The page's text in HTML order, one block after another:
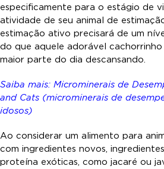
especificamente para o estágio de
atividade de seu animal de
estimação ativo precisará de um
do que aquele adorável
maior parte do dia descansando.
Saiba mais: Microminerais de
and Cats (microminerais de
idosos)
Ao considerar um alimento para
com ingredientes novos,
proteína exóticas, como jacaré ou